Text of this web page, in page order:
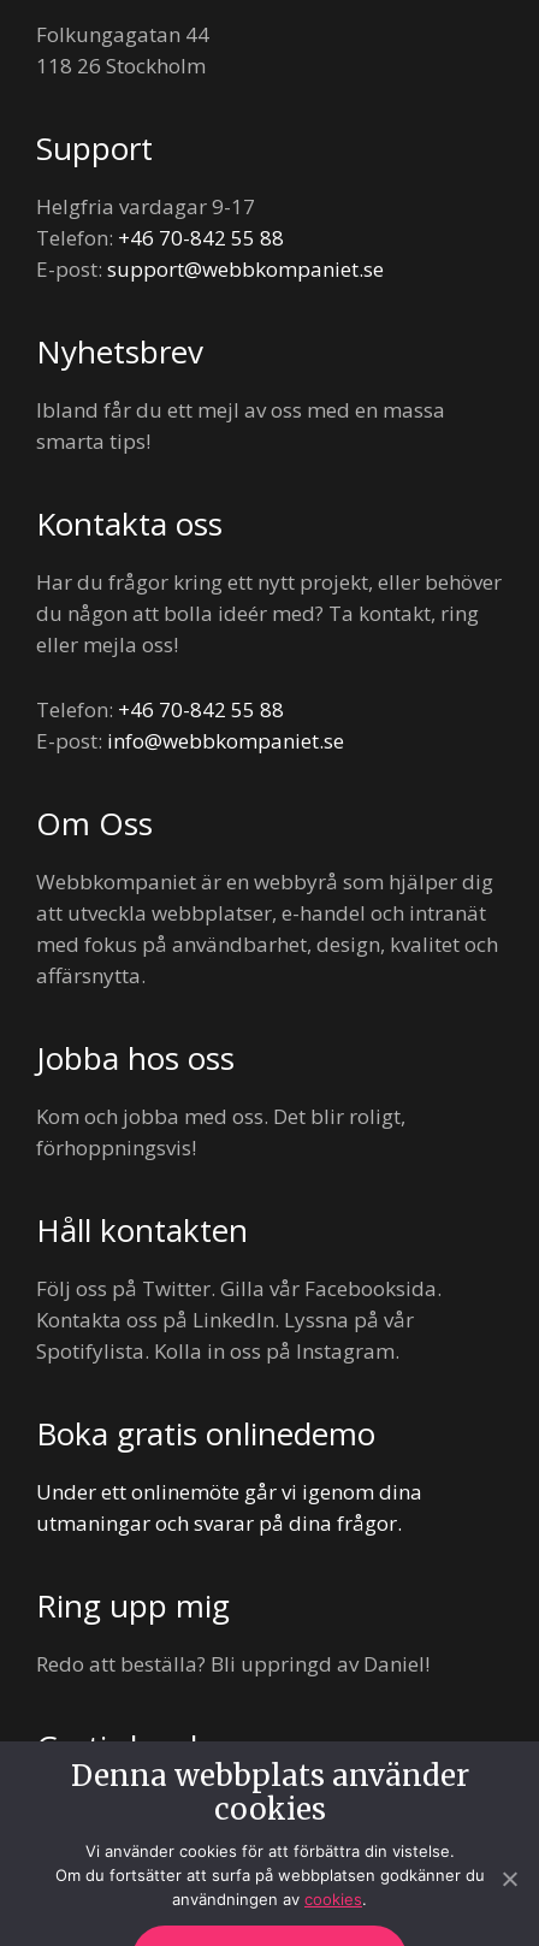
Folkungagatan 44
118 26 Stockholm
Support
Helgfria vardagar 9-17
Telefon: +46 70-842 55 88
E-post: support@webbkompaniet.se
Nyhetsbrev
Ibland får du ett mejl av oss med en massa
smarta tips!
Kontakta oss
Har du frågor kring ett nytt projekt, eller behöver
du någon att bolla ideér med? Ta kontakt, ring
eller mejla oss!
Telefon: +46 70-842 55 88
E-post: info@webbkompaniet.se
Om Oss
Webbkompaniet är en webbyrå som hjälper dig
att utveckla webbplatser, e-handel och intranät
med fokus på användbarhet, design, kvalitet och
affärsnytta.
Jobba hos oss
Kom och jobba med oss. Det blir roligt,
förhoppningsvis!
Håll kontakten
Följ oss på Twitter. Gilla vår Facebooksida.
Kontakta oss på LinkedIn. Lyssna på vår
Spotifylista. Kolla in oss på Instagram.
Boka gratis onlinedemo
Under ett onlinemöte går vi igenom dina
utmaningar och svarar på dina frågor.
Ring upp mig
Redo att beställa? Bli uppringd av Daniel!
Gratis lunch
Hungrig? Enda kravet är att du vill träffa oss så
Denna webbplats använder
cookies
Vi använder cookies för att förbättra din vistelse.
Om du fortsätter att surfa på webbplatsen godkänner du
användningen av cookies.